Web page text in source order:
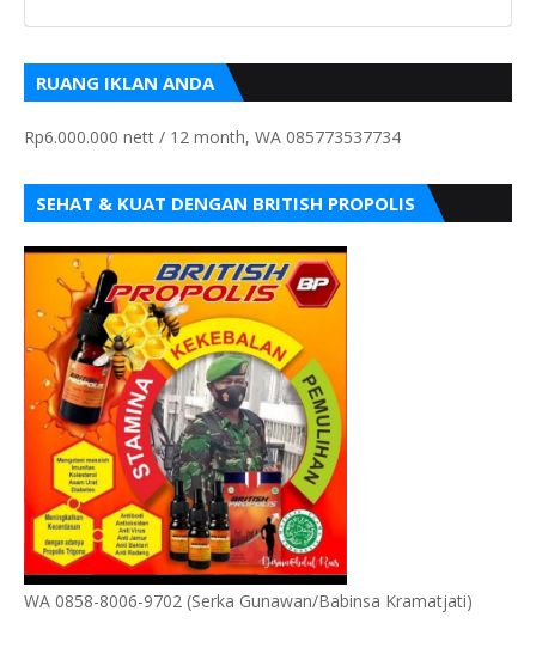
RUANG IKLAN ANDA
Rp6.000.000 nett / 12 month, WA 085773537734
SEHAT & KUAT DENGAN BRITISH PROPOLIS
WA 0858-8006-9702 (Serka Gunawan/Babinsa Kramatjati)